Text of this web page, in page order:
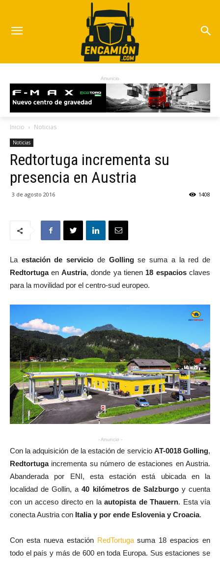
Anuncio
Inicio Noticias
Noticias
Redtortuga incrementa su
presencia en Austria
3 de agosto 2016 1408
La estación de servicio de Gollingse suma a la red de
Redtortugaen Austria, donde ya tienen 18 espaciosclaves
para la movilidad por el centro-sud europeo.
- Anuncio -
Con la adquisición de la estación de servicio AT-0018 Golling,
Redtortuga incrementa su número de estaciones en Austria.
Abanderada por ENI, esta estación está ubicada en la
localidad de Gollin, a40 kilómetros de Salzburgo y cuenta
con un acceso directo en laautopista de Thauern. Esta vía
conecta Austria con Italia y por ende Eslovenia y Croacia.
Con esta nueva estaciónRedTortugasuma 18 espacios en
todo el país y más de 600 en toda Europa. Sus estaciones se